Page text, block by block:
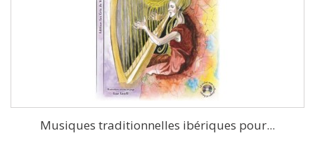
Musiques traditionnelles ibériques pour...